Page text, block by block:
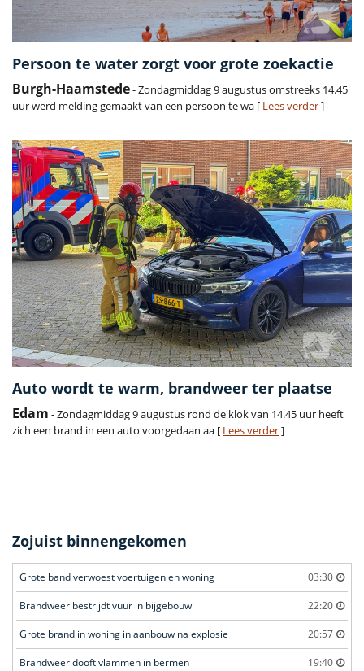
Persoon te water zorgt voor grote zoekactie
Burgh-Haamstede- Zondagmiddag 9 augustus omstreeks 14.45
uur werd melding gemaakt van een persoon te wa [ Lees verder]
Auto wordt te warm, brandweer ter plaatse
Edam - Zondagmiddag 9 augustus rond de klok van 14.45 uur heeft
zich een brand in een auto voorgedaan aa [ Lees verder]
Zojuist binnengekomen
Grote band verwoest voertuigen en woning 03:30
Brandweer bestrijdt vuur in bijgebouw 22:20
Grote brand in woning in aanbouw na explosie 20:57
Brandweer dooft vlammen in bermen 19:40